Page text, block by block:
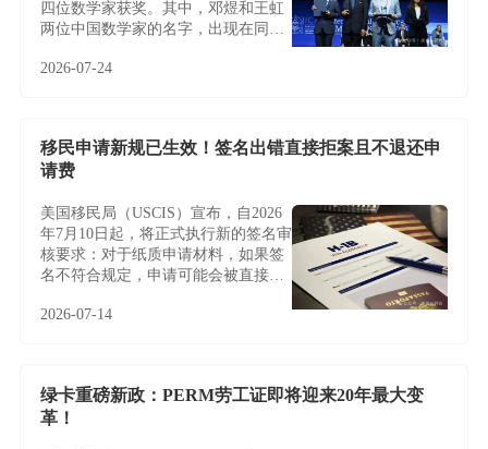
四位数学家获奖。其中，邓煜和王虹
两位中国数学家的名字，出现在同一
了一层特别的意义。
2026-07-24
移民申请新规已生效！签名出错直接拒案且不退还申
请费
美国移民局（USCIS）宣布，自2026
年7月10日起，将正式执行新的签名审
核要求：对于纸质申请材料，如果签
名不符合规定，申请可能会被直接拒
改机会。
2026-07-14
绿卡重磅新政：PERM劳工证即将迎来20年最大变
革！